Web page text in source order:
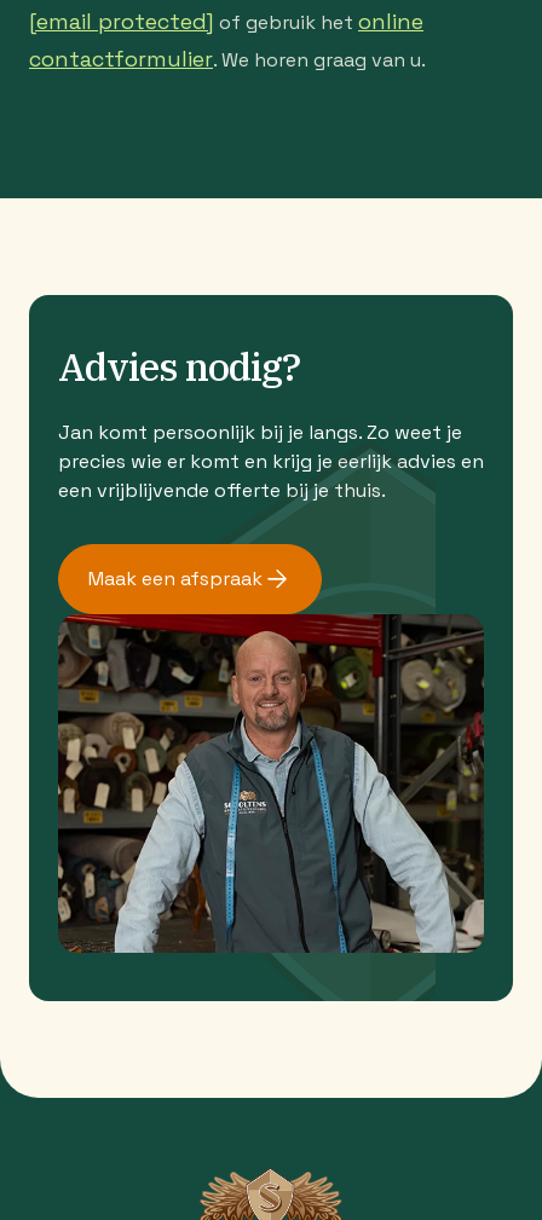
[email protected] of gebruik het online
contactformulier. We horen graag van u.
Advies nodig?
Jan komt persoonlijk bij je langs. Zo weet je
precies wie er komt en krijg je eerlijk advies en
een vrijblijvende offerte bij je thuis.
Maak een afspraak